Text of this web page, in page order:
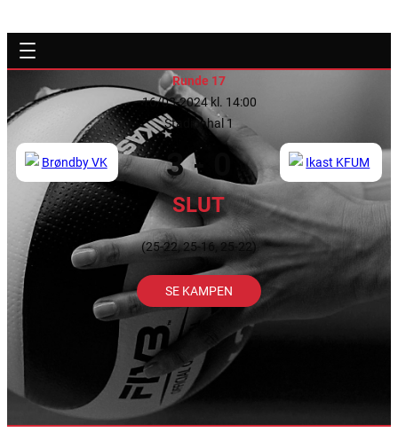
Runde 17
16/03-2024 kl. 14:00
Stadionhal 1
3 - 0
SLUT
(25-22, 25-16, 25-22)
SE KAMPEN